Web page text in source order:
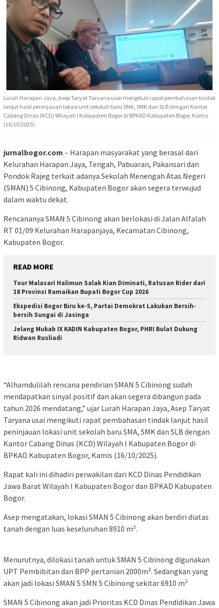
Lurah Harapan Jaya, Asep Taryat Taryana usai mengikuti rapat pembahasan tindak
lanjut hasil peninjauan lokasi unit sekolah baru SMA, SMK dan SLB dengan Kantor
Cabang Dinas (KCD) Wilayah I Kabupaten Bogor di BPKAD Kabupaten Bogor, Kamis
(16/10/2025).
jurnalbogor.com – Harapan masyarakat yang berasal dari
Kelurahan Harapan Jaya, Tengah, Pabuaran, Pakansari dan
Pondok Rajeg terkait adanya Sekolah Menengah Atas Negeri
(SMAN) 5 Cibinong, Kabupaten Bogor akan segera terwujud
dalam waktu dekat.
Rencananya SMAN 5 Cibinong akan berlokasi di Jalan Alfalah
RT 01/09 Kelurahan Harapanjaya, Kecamatan Cibinong,
Kabupaten Bogor.
READ MORE
Tour Malasari Halimun Salak Kian Diminati, Ratusan Rider dari
18 Provinsi Ramaikan Bupati Bogor Cup 2026
Ekspedisi Bogor Biru ke-5, Partai Demokrat Lakukan Bersih-
bersih Sungai di Jasinga
Jelang Mukab IX KADIN Kabupaten Bogor, PHRI Bulat Dukung
Ridwan Rusliadi
“Alhamdulilah rencana pendirian SMAN 5 Cibinong sudah
mendapatkan sinyal positif dan akan segera dibangun pada
tahun 2026 mendatang,” ujar Lurah Harapan Jaya, Asep Taryat
Taryana usai mengikuti rapat pembahasan tindak lanjut hasil
peninjauan lokasi unit sekolah baru SMA, SMK dan SLB dengan
Kantor Cabang Dinas (KCD) Wilayah I Kabupaten Bogor di
BPKAD Kabupaten Bogor, Kamis (16/10/2025).
Rapat kali ini dihadiri perwakilan dari KCD Dinas Pendidikan
Jawa Barat Wilayah I Kabupaten Bogor dan BPKAD Kabupaten
Bogor.
Asep mengatakan, lokasi SMAN 5 Cibinong akan berdiri diatas
tanah dengan luas keseluruhan 8910 m².
Menurutnya, dilokasi tanah untuk SMAN 5 Cibinong digunakan
UPT Pembibitan dan BPP pertanian 2000m². Sedangkan yang
akan jadi lokasi SMAN 5 SMN 5 Cibinong sekitar 6910 m²
SMAN 5 Cibinong akan jadi Prioritas KCD Dinas Pendidikan Jawa